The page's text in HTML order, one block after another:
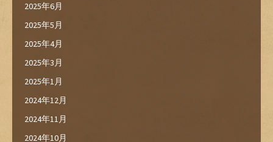
2025年6月
2025年5月
2025年4月
2025年3月
2025年1月
2024年12月
2024年11月
2024年10月